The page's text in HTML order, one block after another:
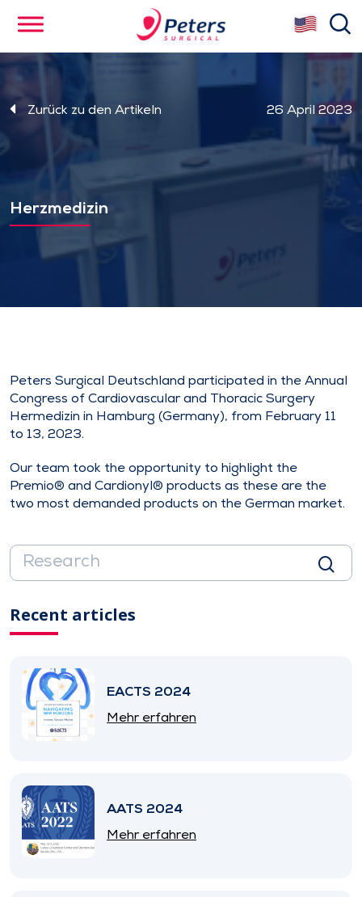
content
Zurück zu den Artikeln 26 April 2023
Herzmedizin
Peters Surgical Deutschland participated in the Annual
Congress of Cardiovascular and Thoracic Surgery
Hermedizin in Hamburg (Germany), from February 11
to 13, 2023.
Our team took the opportunity to highlight the
Premio® and Cardionyl® products as these are the
two most demanded products on the German market.
Recent articles
EACTS 2024
Mehr erfahren
AATS 2024
Mehr erfahren